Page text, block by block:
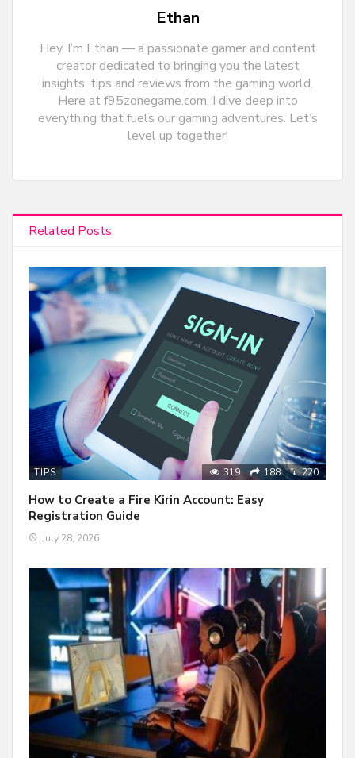
Ethan
Hey, I’m Ethan — a passionate gamer and content
creator dedicated to bringing you the latest
insights, tips and reviews from the gaming world.
Here at f95zonegame.com, I dive deep into
everything that fuels our gaming adventures. Let’s
level up together!
Related Posts
TIPS 319 188 220
How to Create a Fire Kirin Account: Easy
Registration Guide
July 28, 2026